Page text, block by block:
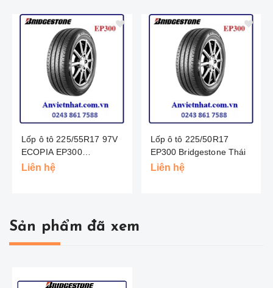
Lốp ô tô 225/55R17 97V
ECOPIA EP300
BRIDGESTONE - THÁI
Liên hệ
Lốp ô tô 225/50R17
EP300 Bridgestone Thái
Liên hệ
Sản phẩm đã xem